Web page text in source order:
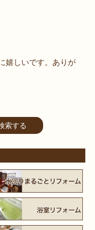
嬉しいです。ありが
索する